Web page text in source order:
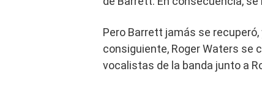
Pero Barrett jamás se
consiguiente, Roger Waters se
vocalistas de la banda junto a